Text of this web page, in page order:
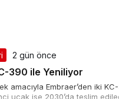
2 gün önce
390 ile Yeniliyor
Embraer’den iki
uçak ise 2030’da teslim